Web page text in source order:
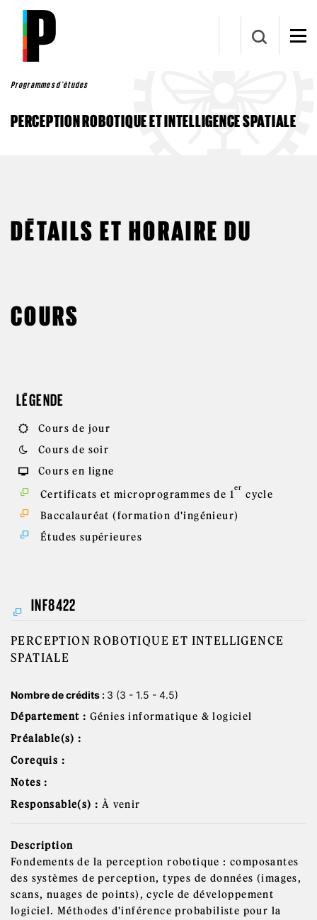
Aller au contenu principal
Programmes d'études
PERCEPTION ROBOTIQUE ET INTELLIGENCE SPATIALE
DÉTAILS ET HORAIRE DU
COURS
LÉGENDE
Cours de jour
Cours de soir
Cours en ligne
Certificats et microprogrammes de 1
er
cycle
Baccalauréat (formation d'ingénieur)
Études supérieures
INF8422
PERCEPTION ROBOTIQUE ET INTELLIGENCE
SPATIALE
Nombre de crédits : 3 (3 - 1.5 - 4.5)
Département : Génies informatique & logiciel
Préalable(s) :
Corequis :
Notes :
Responsable(s) : À venir
Description
Fondements de la perception robotique : composantes
des systèmes de perception, types de données (images,
scans, nuages de points), cycle de développement
logiciel. Méthodes d'inférence probabiliste pour la